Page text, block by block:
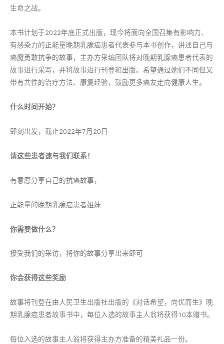
生命之战。
本书计划于2022年底正式出版，现今将面向全国召集有影响力、
有感染力的正能量晚期乳腺癌患者代表参与本书创作，讲述自己与
癌魔勇敢抗争的故事，主办方采编团队将对晚期乳腺癌患者代表的
故事进行采写，并将故事进行刊登和出版。希望通过她们不同但又
带有共性的治疗方法、康复经验，鼓励更多癌友走向健康人生。
什么时间开始？
即刻出发，截止2022年7月20日
请这些患者速与我们联系！
有意愿分享自己的抗癌故事，
正能量的晚期乳腺癌患者姐妹
你需要做什么？
接受我们的采访，将你的故事分享出来即可
你会获得这些奖励
故事将刊登在由人民卫生出版社出版的《对话希望，向优而生》晚
期乳腺癌患者故事书中，每位入选的故事主人翁将获得10本赠书。
每位入选的故事主人翁将获得主办方准备的精美礼品一份。